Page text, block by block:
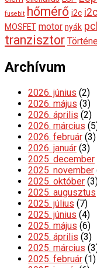
fusebit hőmérő i2c
MOSFET motor nyák
tranzisztor
Archívum
2026. június (2)
2026. május (3)
2026. április (2)
2026. március
2026. február (3)
2026. január (3)
2025. december
2025. november
2025. október
2025. augusztus
2025. július (7)
2025. június (4)
2025. május (6)
2025. április (3)
2025. március
2025. február (1)